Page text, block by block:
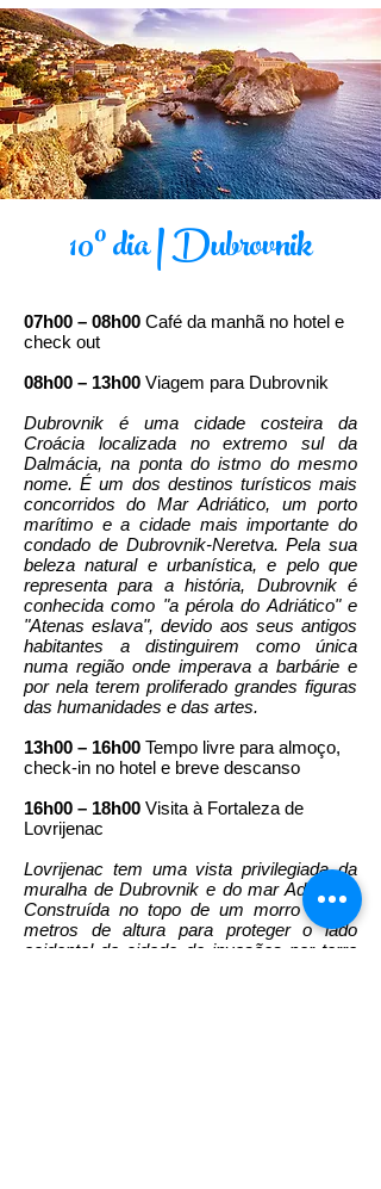
10º dia | Dubrovnik
07h00 – 08h00 Café da manhã no hotel e
check out
08h00 – 13h00 Viagem para Dubrovnik
Dubrovnik é uma cidade costeira da
Croácia localizada no extremo sul da
Dalmácia, na ponta do istmo do mesmo
nome. É um dos destinos turísticos mais
concorridos do Mar Adriático, um porto
marítimo e a cidade mais importante do
condado de Dubrovnik-Neretva. Pela sua
beleza natural e urbanística, e pelo que
representa para a história, Dubrovnik é
conhecida como "a pérola do Adriático" e
"Atenas eslava", devido aos seus antigos
habitantes a distinguirem como única
numa região onde imperava a barbárie e
por nela terem proliferado grandes figuras
das humanidades e das artes.
13h00 – 16h00 Tempo livre para almoço,
check-in no hotel e breve descanso
16h00 – 18h00 Visita à Fortaleza de
Lovrijenac
Lovrijenac tem uma vista privilegiada da
muralha de Dubrovnik e do mar Adriático.
Construída no topo de um morro de 37
metros de altura para proteger o lado
ocidental da cidade de invasões por terra